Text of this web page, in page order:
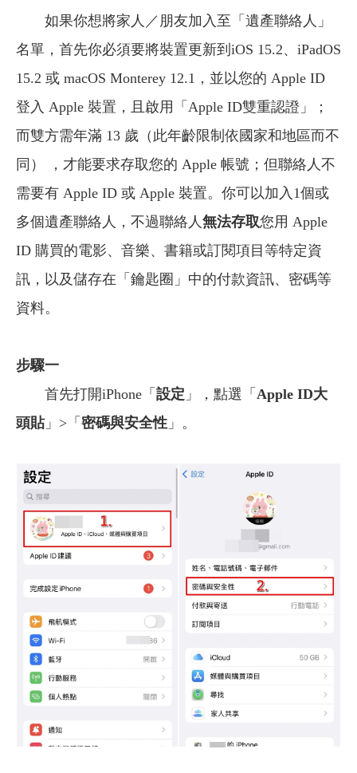
如果你想將家人／朋友加入至「遺產聯絡人」
名單，首先你必須要將裝置更新到iOS 15.2、iPadOS
15.2 或 macOS Monterey 12.1，並以您的 Apple ID
登入 Apple 裝置，且啟用「Apple ID雙重認證」；
而雙方需年滿 13 歲（此年齡限制依國家和地區而不
同） ，才能要求存取您的 Apple 帳號；但聯絡人不
需要有 Apple ID 或 Apple 裝置。你可以加入1個或
多個遺產聯絡人，不過聯絡人無法存取您用 Apple
ID 購買的電影、音樂、書籍或訂閱項目等特定資
訊，以及儲存在「鑰匙圈」中的付款資訊、密碼等
資料。
步驟一
首先打開iPhone「 設定 」，點選「 Apple ID大
頭貼」>「 密碼與安全性 」。